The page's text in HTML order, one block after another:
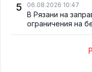
5 06.08.2026 10:47
В Рязани на
ограничения на